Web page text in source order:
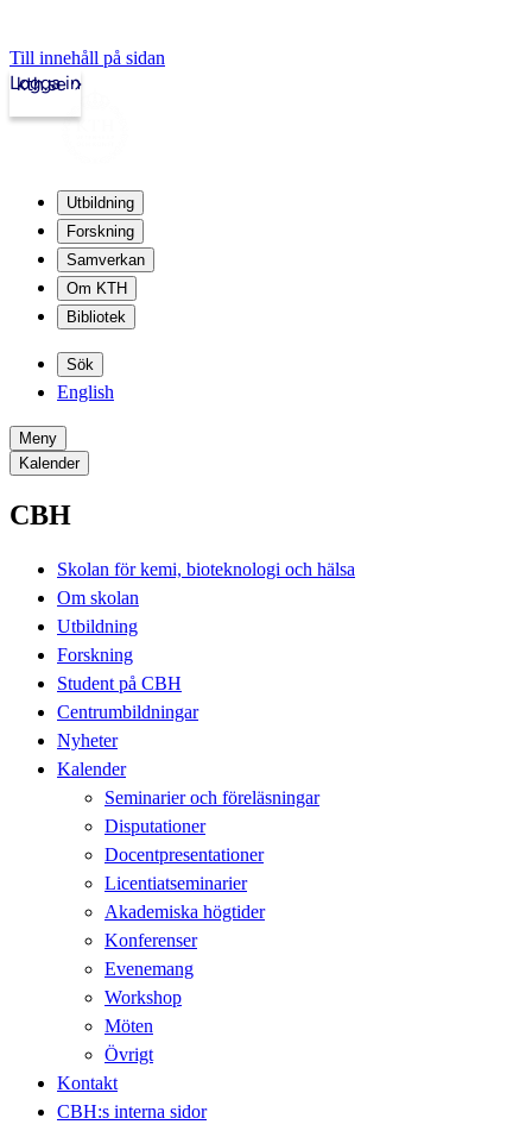
Till innehåll på sidan
kth.se
Logga in
Utbildning
Forskning
Samverkan
Om KTH
Bibliotek
Sök
English
Meny
Kalender
CBH
Skolan för kemi, bioteknologi och hälsa
Om skolan
Utbildning
Forskning
Student på CBH
Centrumbildningar
Nyheter
Kalender
Seminarier och föreläsningar
Disputationer
Docentpresentationer
Licentiatseminarier
Akademiska högtider
Konferenser
Evenemang
Workshop
Möten
Övrigt
Kontakt
CBH:s interna sidor